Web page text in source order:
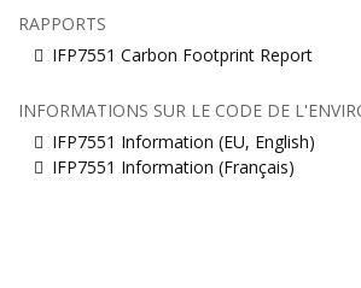
RAPPORTS
IFP7551 Carbon Footprint Report
INFORMATIONS SUR LE CODE DE
IFP7551 Information (EU, English)
IFP7551 Information (Français)